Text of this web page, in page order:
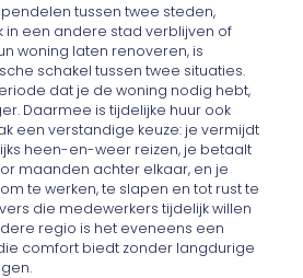
tussen twee steden,
in een andere stad verblijven of
woning laten renoveren, is
schakel tussen twee situaties.
dat je de woning nodig hebt,
Daarmee is tijdelijke huur ook
een verstandige keuze: je vermijdt
heen-en-weer reizen, je betaalt
maanden achter elkaar, en je
te werken, te slapen en tot rust te
die medewerkers tijdelijk willen
regio is het eveneens een
comfort biedt zonder langdurige